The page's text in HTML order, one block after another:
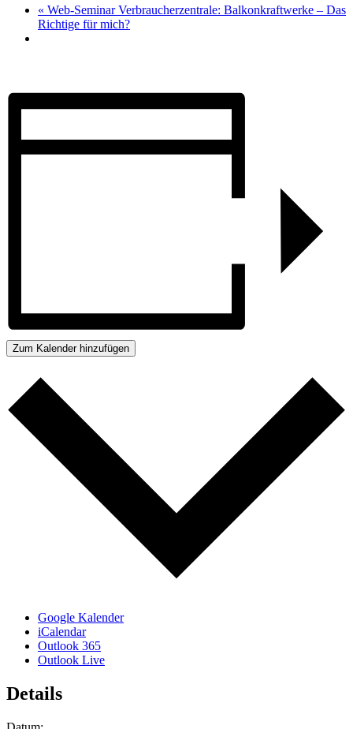
« Web-Seminar Verbraucherzentrale: Balkonkraftwerke – Das
Richtige für mich?
Zum Kalender hinzufügen
Google Kalender
iCalendar
Outlook 365
Outlook Live
Details